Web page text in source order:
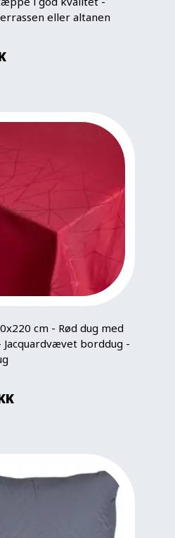
eller altanen
cm - Rød dug med
Jacquardvævet borddug -